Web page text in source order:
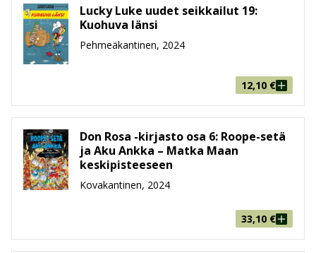
Lucky Luke uudet seikkailut 19:
Kuohuva länsi
Pehmeäkantinen, 2024
12,10 €
Don Rosa -kirjasto osa 6: Roope-setä
ja Aku Ankka – Matka Maan
keskipisteeseen
Kovakantinen, 2024
33,10 €